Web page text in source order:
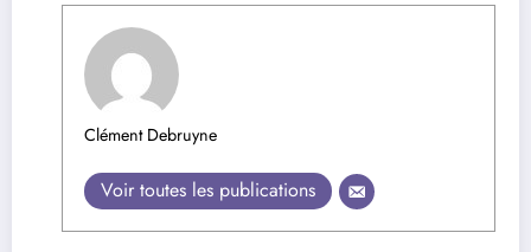
Clément Debruyne
Voir toutes les publications